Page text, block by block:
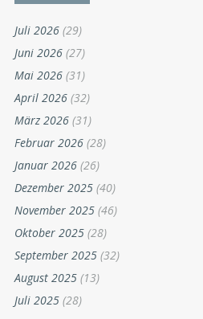
Juli 2026 (29)
Juni 2026 (27)
Mai 2026 (31)
April 2026 (32)
März 2026 (31)
Februar 2026 (28)
Januar 2026 (26)
Dezember 2025 (40)
November 2025 (46)
Oktober 2025 (28)
September 2025 (32)
August 2025 (13)
Juli 2025 (28)